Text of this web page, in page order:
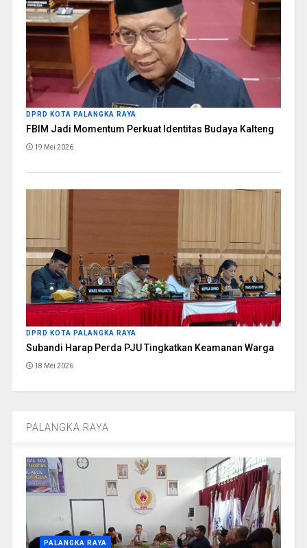
DPRD KOTA PALANGKA RAYA
FBIM Jadi Momentum Perkuat Identitas Budaya Kalteng
19 Mei 2026
DPRD KOTA PALANGKA RAYA
Subandi Harap Perda PJU Tingkatkan Keamanan Warga
18 Mei 2026
PALANGKA RAYA
PALANGKA RAYA